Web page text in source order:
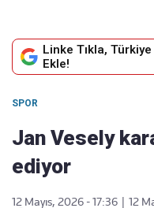
Linke Tıkla,
Ekle!
SPOR
Jan Vesely
ediyor
12 Mayıs, 2026 - 17:36
12